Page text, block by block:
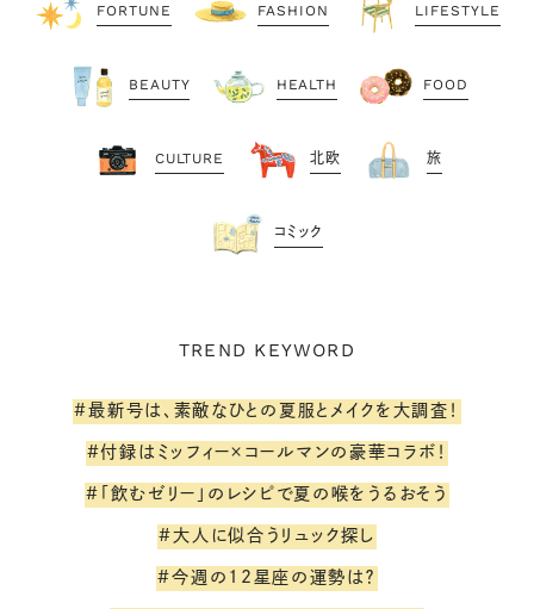
FORTUNE FASHION LIFESTYLE
BEAUTY HEALTH FOOD
CULTURE 北欧 旅
コミック
TREND KEYWORD
#最新号は、素敵なひとの夏服とメイクを大調査！
#付録はミッフィー×コールマンの豪華コラボ！
#「飲むゼリー」のレシピで夏の喉をうるおそう
#大人に似合うリュック探し
#今週の12星座の運勢は？